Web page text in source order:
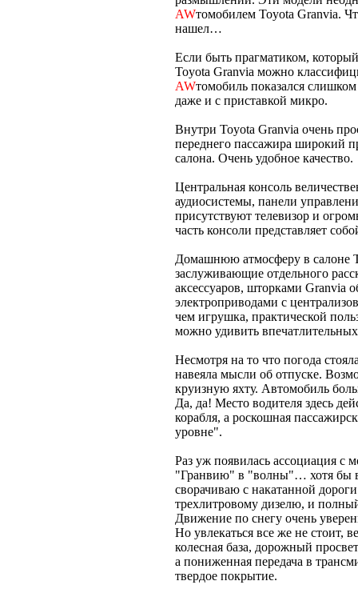
AWтомобилем Toyota Granvia.
нашел…
Если быть прагматиком,
Toyota Granvia можно
AWтомобиль показался
даже и с приставкой микро.
Внутри Toyota Granvia очень
переднего пассажира широкий
салона. Очень удобное качество.
Центральная консоль
аудиосистемы, панели
присутствуют телевизор и
часть консоли представляет
Домашнюю атмосферу в салоне
заслуживающие отдельного
аксессуаров, шторками Granvia
электроприводами с
чем игрушка, практической
можно удивить
Несмотря на то что погода
навеяла мысли об отпуске.
круизную яхту. Автомобиль
Да, да! Место водителя здесь
корабля, а роскошная
уровне".
Раз уж появилась ассоциация с
"Гранвию" в "волны"… хотя бы в
сворачиваю с накатанной
трехлитровому дизелю, и
Движение по снегу очень
Но увлекаться все же не стоит,
колесная база, дорожный
а пониженная передача в
твердое покрытие.